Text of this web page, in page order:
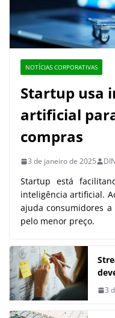
NOTÍCIAS CORPORATIVAS
Startup usa
artificial
compras
3 de janeiro de 2025
Startup está
inteligência artificial.
ajuda consumidores
pelo menor preço.
3